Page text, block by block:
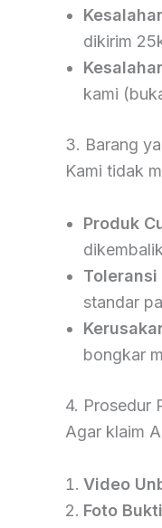
dikirim
kami
3. Barang
Kami tidak
Produk
standar
bongkar
4. Prosedur
Agar klaim
Video
Foto